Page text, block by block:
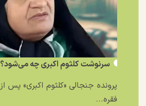
سرنوشت کلثوم اکبری چه می‌شود؟
فقره...